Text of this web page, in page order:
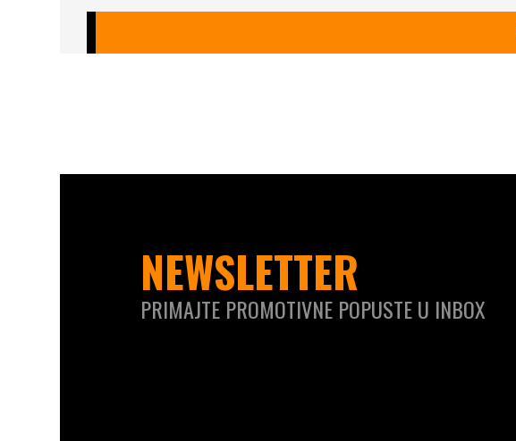
NEWSLETTER
PRIMAJTE PROMOTIVNE POPUSTE U INBOX